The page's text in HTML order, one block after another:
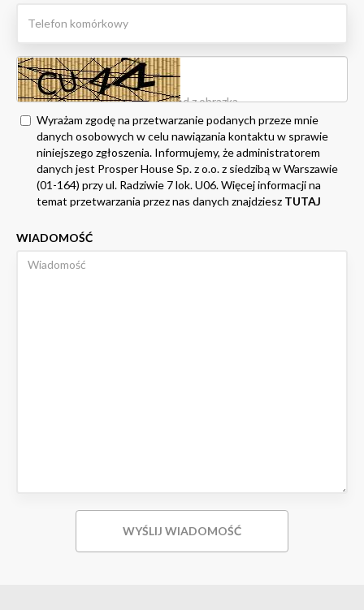
Wyrażam zgodę na przetwarzanie podanych przeze mnie
danych osobowych w celu nawiązania kontaktu w sprawie
niniejszego zgłoszenia. Informujemy, że administratorem
danych jest Prosper House Sp. z o.o. z siedzibą w Warszawie
(01-164) przy ul. Radziwie 7 lok. U06. Więcej informacji na
temat przetwarzania przez nas danych znajdziesz TUTAJ
WIADOMOŚĆ